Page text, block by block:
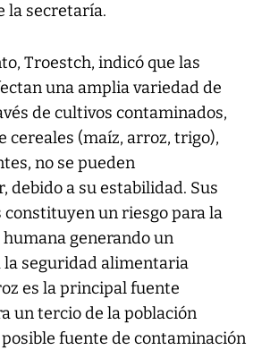
la secretaría.
Troestch, indicó que las
una amplia variedad de
de cultivos contaminados,
cereales (maíz, arroz, trigo),
no se pueden
debido a su estabilidad. Sus
constituyen un riesgo para la
generando un
la seguridad alimentaria
es la principal fuente
un tercio de la población
fuente de contaminación